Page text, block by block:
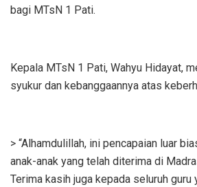
bagi MTsN 1 Pati.
Kepala MTsN 1 Pati, Wahyu Hidayat,
syukur dan kebanggaannya atas
> “Alhamdulillah, ini pencapaian luar
anak-anak yang telah diterima di
Terima kasih juga kepada seluruh guru